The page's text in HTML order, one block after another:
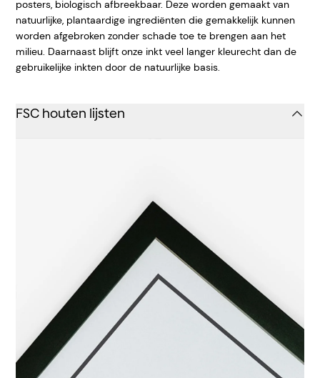
posters, biologisch afbreekbaar. Deze worden gemaakt van
natuurlijke, plantaardige ingrediënten die gemakkelijk kunnen
worden afgebroken zonder schade toe te brengen aan het
milieu. Daarnaast blijft onze inkt veel langer kleurecht dan de
gebruikelijke inkten door de natuurlijke basis.
FSC houten lijsten